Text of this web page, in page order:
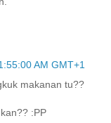
AM GMT+1
makanan tu??
:PP